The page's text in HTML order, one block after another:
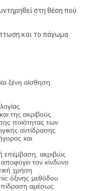
στη θέση πού
και το πάγωμα
ξένη αίσθηση
της ακριβούς
ποιότητας των
αντίδρασης
και
επέμβαση, ακριβώς
τον κίνδυνο
χρήση
όξινης μεθόδου
αμέσως.